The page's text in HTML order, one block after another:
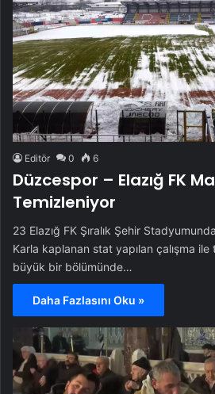
Editör 0 6
Düzcespor – Elazığ FK
Temizleniyor
23 Elazığ FK Şıralık Şehir
Karla kaplanan stat yapılan çalışma
büyük bir bölümünde…
Daha Fazlasını Oku »